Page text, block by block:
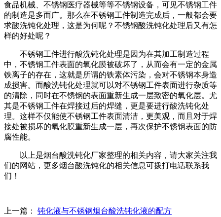
食品机械、不锈钢医疗器械等等不锈钢设备，可见不锈钢工件
的制造是多而广。那么在不锈钢工件制造完成后，一般都会要
求酸洗钝化处理，这是为何呢？不锈钢酸洗钝化处理后又有怎
样的好处呢？
不锈钢工件进行酸洗钝化处理是因为在其加工制造过程
中，不锈钢工件表面的氧化膜被破坏了，从而会有一定的金属
铁离子的存在，这就是所谓的铁素体污染，会对不锈钢本身造
成损害。而酸洗钝化处理就可以对不锈钢工件表面进行杂质等
的清除，同时在不锈钢的表面重新生成一层致密的氧化层。尤
其是不锈钢工件在焊接过后的焊缝，更是要进行酸洗钝化处
理。这样不仅能使不锈钢工件表面清洁，更美观，而且对于焊
接处被损坏的氧化膜重新生成一层，再次保护不锈钢表面的防
腐性能。
以上是烟台酸洗钝化厂家整理的相关内容，请大家关注我
们的网站，更多烟台酸洗钝化的相关信息可拨打电话联系我
们！
上一篇： 钝化液与不锈钢烟台酸洗钝化液的配方